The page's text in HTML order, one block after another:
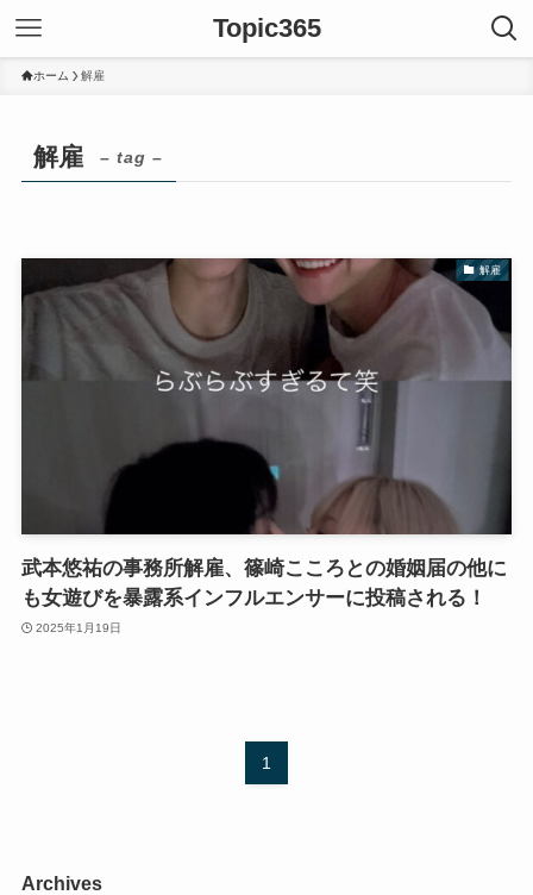
Topic365
ホーム 解雇
解雇 – tag –
解雇
武本悠祐の事務所解雇、篠崎こころとの婚姻届の他に
も女遊びを暴露系インフルエンサーに投稿される！
2025年1月19日
1
Archives